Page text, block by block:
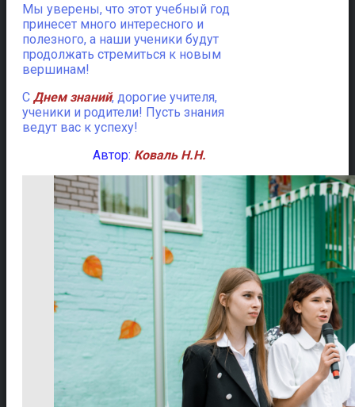
Мы уверены, что этот учебный год
принесет много интересного и
полезного, а наши ученики будут
продолжать стремиться к новым
вершинам!
С Днем знаний, дорогие учителя,
ученики и родители! Пусть знания
ведут вас к успеху!
Автор: Коваль Н.Н.